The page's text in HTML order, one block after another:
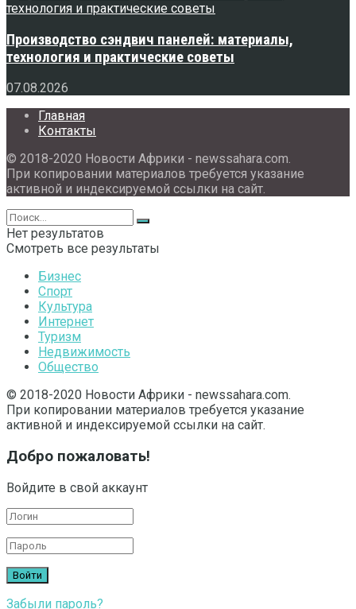
Производство сэндвич панелей: материалы,
технология и практические советы
07.08.2026
Главная
Контакты
© 2018-2020 Новости Африки - newssahara.com.
При копировании материалов требуется указание
активной и индексируемой ссылки на сайт.
Нет результатов
Смотреть все результаты
Бизнес
Спорт
Культура
Интернет
Туризм
Недвижимость
Общество
© 2018-2020 Новости Африки - newssahara.com.
При копировании материалов требуется указание
активной и индексируемой ссылки на сайт.
Добро пожаловать!
Войдите в свой аккаунт
Забыли пароль?